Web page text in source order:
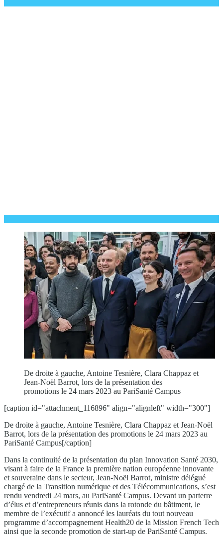
De droite à gauche, Antoine Tesnière, Clara Chappaz et
Jean-Noël Barrot, lors de la présentation des
promotions le 24 mars 2023 au PariSanté Campus
[caption id="attachment_116896" align="alignleft" width="300"]
De droite à gauche, Antoine Tesnière, Clara Chappaz et Jean-Noël
Barrot, lors de la présentation des promotions le 24 mars 2023 au
PariSanté Campus[/caption]
Dans la continuité de la présentation du plan Innovation Santé 2030,
visant à faire de la France la première nation européenne innovante
et souveraine dans le secteur, Jean-Noël Barrot, ministre délégué
chargé de la Transition numérique et des Télécommunications, s’est
rendu vendredi 24 mars, au PariSanté Campus. Devant un parterre
d’élus et d’entrepreneurs réunis dans la rotonde du bâtiment, le
membre de l’exécutif a annoncé les lauréats du tout nouveau
programme d’accompagnement Health20 de la Mission French Tech
ainsi que la seconde promotion de start-up de PariSanté Campus.